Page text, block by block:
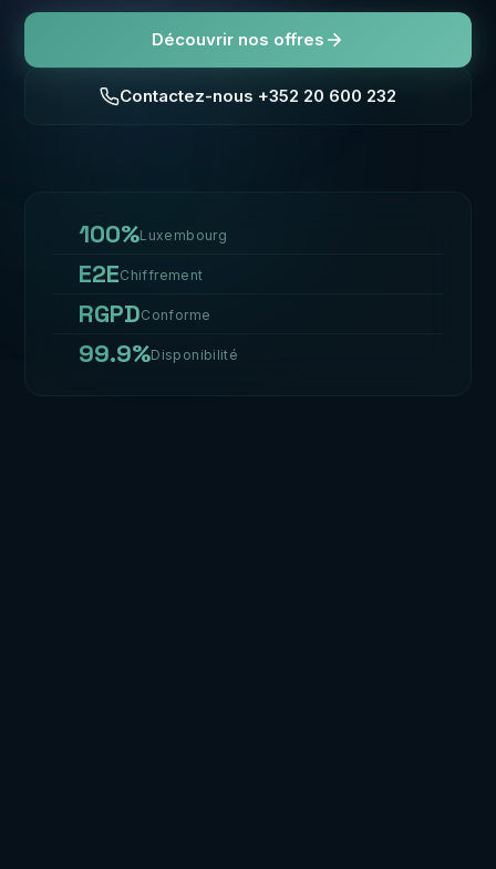
Découvrir nos offres
Contactez-nous +352 20 600 232
100%Luxembourg
E2EChiffrement
RGPDConforme
99.9%Disponibilité